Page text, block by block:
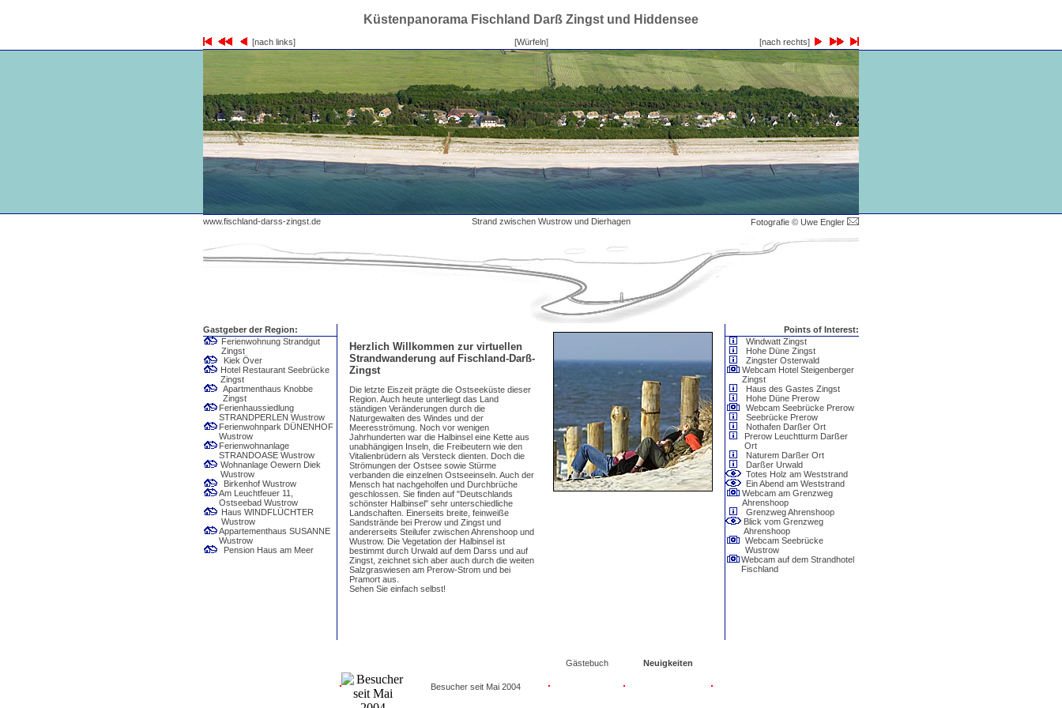
Küstenpanorama Fischland Darß Zingst und Hiddensee
[nach links] [Würfeln] [nach rechts]
www.fischland-darss-zingst.de Strand zwischen Wustrow und Dierhagen Fotografie © Uwe Engler
Gastgeber der Region:
Ferienwohnung Strandgut
Zingst
Kiek Över
Hotel Restaurant Seebrücke
Zingst
Apartmenthaus Knobbe
Zingst
Ferienhaussiedlung
STRANDPERLEN Wustrow
Ferienwohnpark DÜNENHOF
Wustrow
Ferienwohnanlage
STRANDOASE Wustrow
Wohnanlage Oewern Diek
Wustrow
Birkenhof Wustrow
Am Leuchtfeuer 11,
Ostseebad Wustrow
Haus WINDFLÜCHTER
Wustrow
Appartementhaus SUSANNE
Wustrow
Pension Haus am Meer
Herzlich Willkommen zur virtuellen
Strandwanderung auf Fischland-Darß-
Zingst
Die letzte Eiszeit prägte die Ostseeküste dieser
Region. Auch heute unterliegt das Land
ständigen Veränderungen durch die
Naturgewalten des Windes und der
Meeresströmung. Noch vor wenigen
Jahrhunderten war die Halbinsel eine Kette aus
unabhängigen Inseln, die Freibeutern wie den
Vitalienbrüdern als Versteck dienten. Doch die
Strömungen der Ostsee sowie Stürme
verbanden die einzelnen Ostseeinseln. Auch der
Mensch hat nachgeholfen und Durchbrüche
geschlossen. Sie finden auf "Deutschlands
schönster Halbinsel" sehr unterschiedliche
Landschaften. Einerseits breite, feinweiße
Sandstrände bei Prerow und Zingst und
andererseits Steilufer zwischen Ahrenshoop und
Wustrow. Die Vegetation der Halbinsel ist
bestimmt durch Urwald auf dem Darss und auf
Zingst, zeichnet sich aber auch durch die weiten
Salzgraswiesen am Prerow-Strom und bei
Pramort aus.
Sehen Sie einfach selbst!
Points of Interest:
Windwatt Zingst
Hohe Düne Zingst
Zingster Osterwald
Webcam Hotel Steigenberger
Zingst
Haus des Gastes Zingst
Hohe Düne Prerow
Webcam Seebrücke Prerow
Seebrücke Prerow
Nothafen Darßer Ort
Prerow Leuchtturm Darßer
Ort
Naturem Darßer Ort
Darßer Urwald
Totes Holz am Weststrand
Ein Abend am Weststrand
Webcam am Grenzweg
Ahrenshoop
Grenzweg Ahrenshoop
Blick vom Grenzweg
Ahrenshoop
Webcam Seebrücke
Wustrow
Webcam auf dem Strandhotel
Fischland
Besucher seit Mai 2004
Gästebuch Neuigkeiten